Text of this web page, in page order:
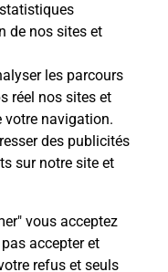
de nos sites et
les parcours
réel nos sites et
navigation.
des publicités
sur notre site et
vous acceptez
accepter et
refus et seuls